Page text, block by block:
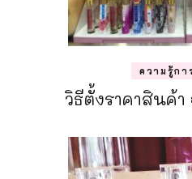
ความรู้กา
วิธีตั้งราคาสินค้า